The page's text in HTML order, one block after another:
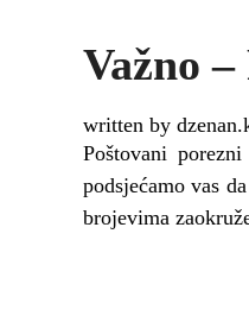
Važno
written by
Poštovani
podsjećamo vas
brojevima